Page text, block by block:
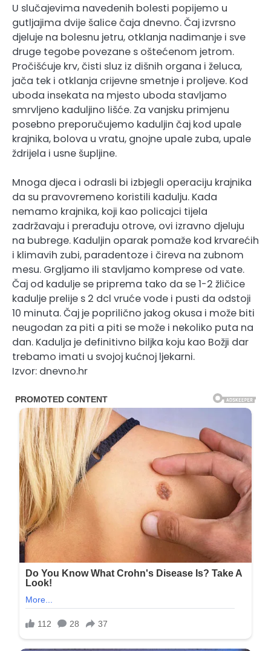
U slučajevima navedenih bolesti popijemo u
gutljajima dvije šalice čaja dnevno. Čaj izvrsno
djeluje na bolesnu jetru, otklanja nadimanje i sve
druge tegobe povezane s oštećenom jetrom.
Pročišćuje krv, čisti sluz iz dišnih organa i želuca,
jača tek i otklanja crijevne smetnje i proljeve. Kod
uboda insekata na mjesto uboda stavljamo
smrvljeno kaduljino lišće. Za vanjsku primjenu
posebno preporučujemo kaduljin čaj kod upale
krajnika, bolova u vratu, gnojne upale zuba, upale
ždrijela i usne šupljine.
Mnoga djeca i odrasli bi izbjegli operaciju krajnika
da su pravovremeno koristili kadulju. Kada
nemamo krajnika, koji kao policajci tijela
zadržavaju i prerađuju otrove, ovi izravno djeluju
na bubrege. Kaduljin oparak pomaže kod krvarećih
i klimavih zubi, paradentoze i čireva na zubnom
mesu. Grgljamo ili stavljamo komprese od vate.
Čaj od kadulje se priprema tako da se 1-2 žličice
kadulje prelije s 2 dcl vruće vode i pusti da odstoji
10 minuta. Čaj je poprilično jakog okusa i može biti
neugodan za piti a piti se može i nekoliko puta na
dan. Kadulja je definitivno biljka koju kao Božji dar
trebamo imati u svojoj kućnoj ljekarni.
Izvor: dnevno.hr